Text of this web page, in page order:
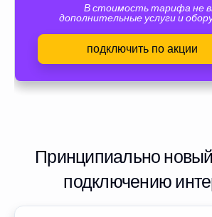
В стоимость тарифа не
дополнительные услуги и
подключить по акции
Принципиально
подключению